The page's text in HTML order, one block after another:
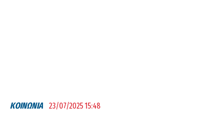
ΚΟΙΝΩΝΙΑ 23/07/2025 15:48